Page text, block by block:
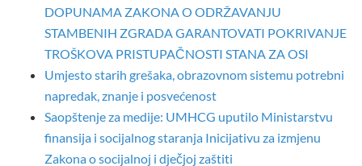
DOPUNAMA ZAKONA O ODRŽAVANJU
STAMBENIH ZGRADA GARANTOVATI POKRIVANJE
TROŠKOVA PRISTUPAČNOSTI STANA ZA OSI
Umjesto starih grešaka, obrazovnom sistemu potrebni
napredak, znanje i posvećenost
Saopštenje za medije: UMHCG uputilo Ministarstvu
finansija i socijalnog staranja Inicijativu za izmjenu
Zakona o socijalnoj i dječjoj zaštiti